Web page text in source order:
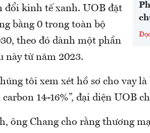
đổi kinh tế xanh. UOB đặt
bằng 0 trong toàn bộ
theo đó dành một phần
này từ năm 2023.
tôi xem xét hồ sơ cho vay là
14-16%”, đại diện UOB
ông Chang cho rằng thương